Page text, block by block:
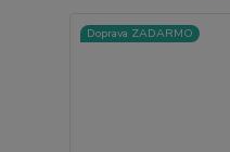
Doprava ZADARMO